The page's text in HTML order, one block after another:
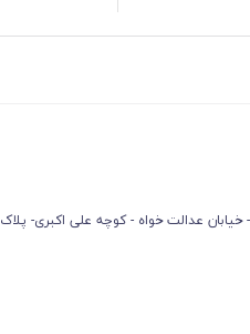
عدالت خواه - کوچه علی اکبری- پلاک 45